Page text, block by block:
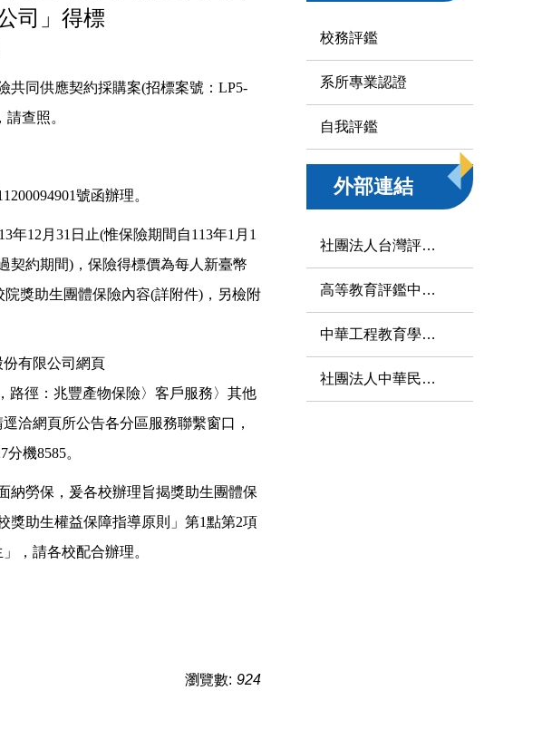
司」得標
共同供應契約採購案(招標案號：LP5-
查照。
號函辦理。
年12月31日止(惟保險期間自113年1月1
契約期間)，保險得標價為每人新臺幣
獎助生團體保險內容(詳附件)，另檢附
有限公司網頁
路徑：兆豐產物保險〉客戶服務〉其他
洽網頁所公告各分區服務聯繫窗口，
機8585。
納勞保，爰各校辦理旨揭獎助生團體保
獎助生權益保障指導原則」第1點第2項
，請各校配合辦理。
瀏覽數: 924
校務評鑑
系所專業認證
自我評鑑
外部連結
社團法人台灣評鑑協會
高等教育評鑑中心基金會
中華工程教育學會IEET
社團法人中華民國管理科學學會